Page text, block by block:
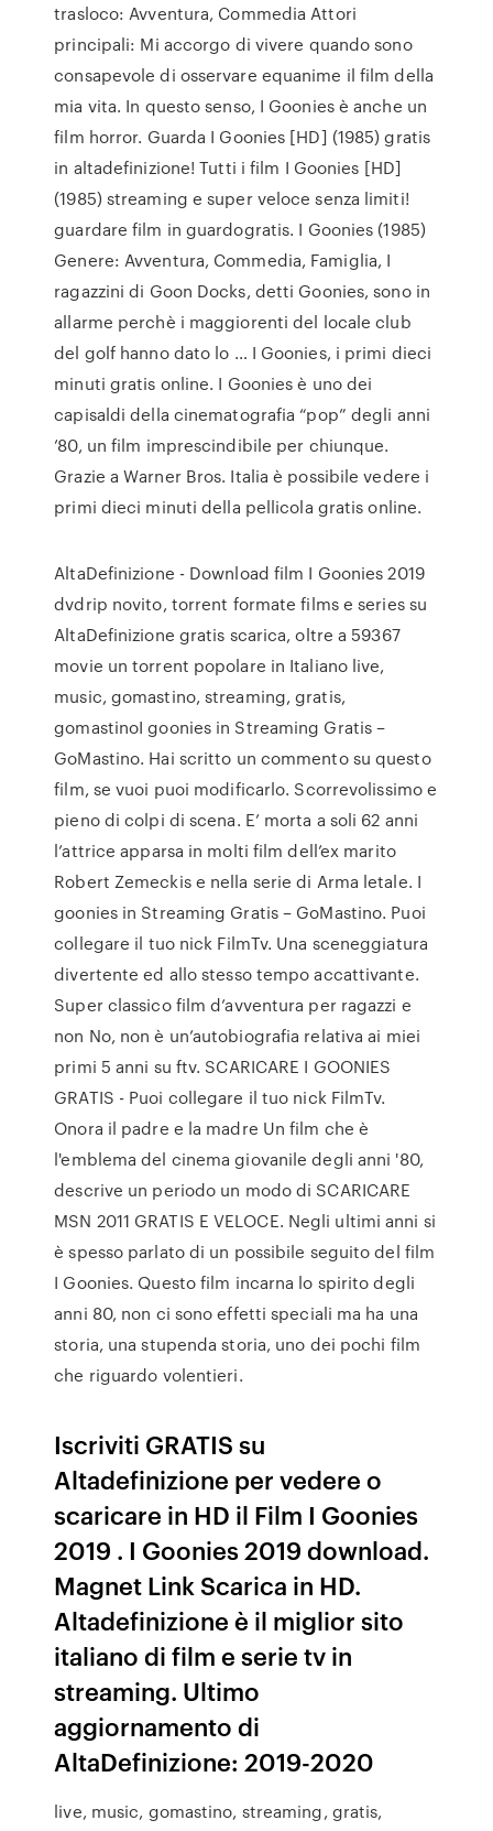
trasloco: Avventura, Commedia Attori
principali: Mi accorgo di vivere quando sono
consapevole di osservare equanime il film della
mia vita. In questo senso, I Goonies è anche un
film horror. Guarda I Goonies [HD] (1985) gratis
in altadefinizione! Tutti i film I Goonies [HD]
(1985) streaming e super veloce senza limiti!
guardare film in guardogratis. I Goonies (1985)
Genere: Avventura, Commedia, Famiglia, I
ragazzini di Goon Docks, detti Goonies, sono in
allarme perchè i maggiorenti del locale club
del golf hanno dato lo … I Goonies, i primi dieci
minuti gratis online. I Goonies è uno dei
capisaldi della cinematografia “pop” degli anni
’80, un film imprescindibile per chiunque.
Grazie a Warner Bros. Italia è possibile vedere i
primi dieci minuti della pellicola gratis online.
AltaDefinizione - Download film I Goonies 2019
dvdrip novito, torrent formate films e series su
AltaDefinizione gratis scarica, oltre a 59367
movie un torrent popolare in Italiano live,
music, gomastino, streaming, gratis,
gomastinoI goonies in Streaming Gratis –
GoMastino. Hai scritto un commento su questo
film, se vuoi puoi modificarlo. Scorrevolissimo e
pieno di colpi di scena. E’ morta a soli 62 anni
l’attrice apparsa in molti film dell’ex marito
Robert Zemeckis e nella serie di Arma letale. I
goonies in Streaming Gratis – GoMastino. Puoi
collegare il tuo nick FilmTv. Una sceneggiatura
divertente ed allo stesso tempo accattivante.
Super classico film d’avventura per ragazzi e
non No, non è un’autobiografia relativa ai miei
primi 5 anni su ftv. SCARICARE I GOONIES
GRATIS - Puoi collegare il tuo nick FilmTv.
Onora il padre e la madre Un film che è
l'emblema del cinema giovanile degli anni '80,
descrive un periodo un modo di SCARICARE
MSN 2011 GRATIS E VELOCE. Negli ultimi anni si
è spesso parlato di un possibile seguito del film
I Goonies. Questo film incarna lo spirito degli
anni 80, non ci sono effetti speciali ma ha una
storia, una stupenda storia, uno dei pochi film
che riguardo volentieri.
Iscriviti GRATIS su
Altadefinizione per vedere o
scaricare in HD il Film I Goonies
2019 . I Goonies 2019 download.
Magnet Link Scarica in HD.
Altadefinizione è il miglior sito
italiano di film e serie tv in
streaming. Ultimo
aggiornamento di
AltaDefinizione: 2019-2020
live, music, gomastino, streaming, gratis,